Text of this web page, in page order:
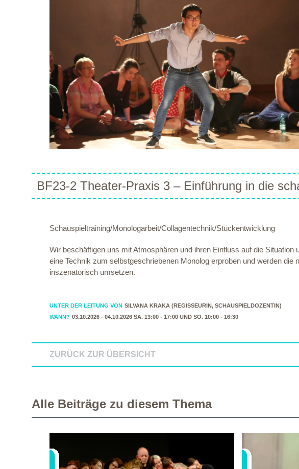
BF23-2 Theater-Praxis 3 – Einführung in die
Schauspieltraining/Monologarbeit/Collagentechnik/Stückentwicklung
Wir beschäftigen uns mit Atmosphären und ihren Einfluss auf die
eine Technik zum selbstgeschriebenen Monolog erproben und werden
inszenatorisch umsetzen.
UNTER DER LEITUNG VON SILVANA KRAKA (REGISSEURIN, SCHAUSPIELDOZENTIN)
WANN? 03.10.2026 - 04.10.2026 SA. 13:00 - 17:00 UND SO. 10:00 - 16:30
ZURÜCK ZUR ÜBERSICHT
Alle Beiträge zu diesem Thema